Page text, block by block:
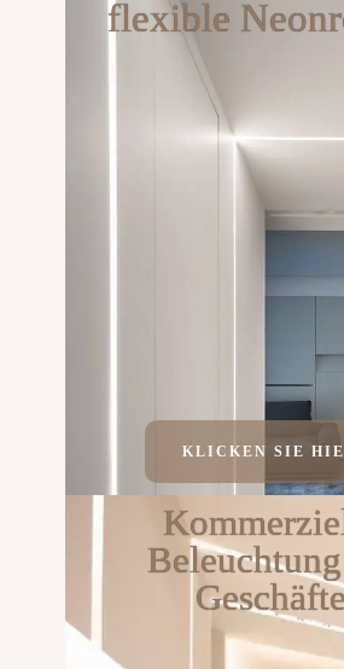
flexible
KLICKEN SIE